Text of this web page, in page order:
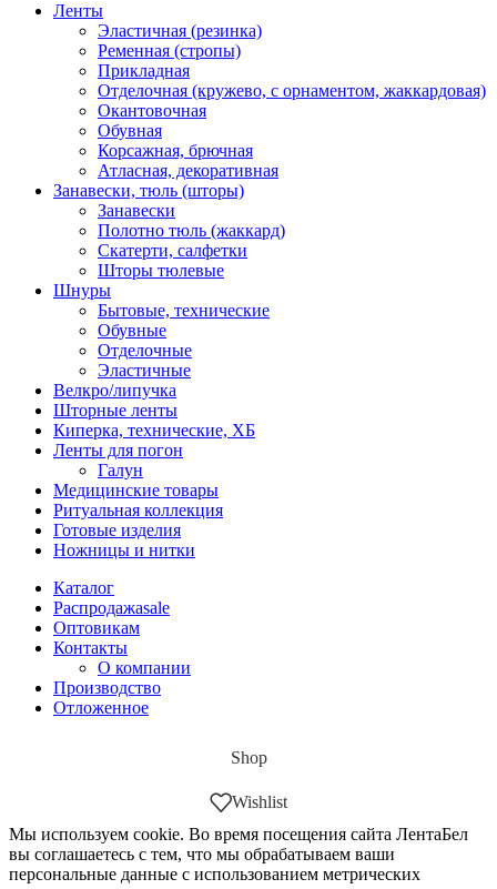
Ленты
Эластичная (резинка)
Ременная (стропы)
Прикладная
Отделочная (кружево, с орнаментом, жаккардовая)
Окантовочная
Обувная
Корсажная, брючная
Атласная, декоративная
Занавески, тюль (шторы)
Занавески
Полотно тюль (жаккард)
Скатерти, салфетки
Шторы тюлевые
Шнуры
Бытовые, технические
Обувные
Отделочные
Эластичные
Велкро/липучка
Шторные ленты
Киперка, технические, ХБ
Ленты для погон
Галун
Медицинские товары
Ритуальная коллекция
Готовые изделия
Ножницы и нитки
Каталог
Распродажаsale
Оптовикам
Контакты
О компании
Производство
Отложенное
Shop
Wishlist
Мы используем cookie. Во время посещения сайта ЛентаБел
вы соглашаетесь с тем, что мы обрабатываем ваши
персональные данные с использованием метрических